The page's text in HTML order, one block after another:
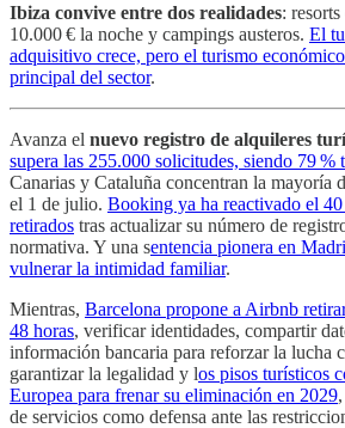
Ibiza convive entre dos realidades:
10.000 € la noche y campings austeros. El
adquisitivo crece, pero el turismo
principal del sector.
Avanza el nuevo registro de alquileres
supera las 255.000 solicitudes, siendo 79 %
Canarias y Cataluña concentran la mayoría
el 1 de julio. Booking ya ha reactivado el
retirados tras actualizar su número de
normativa. Y una sentencia pionera en
vulnerar la intimidad familiar.
Mientras, Barcelona propone a Airbnb
48 horas, verificar identidades, compartir
información bancaria para reforzar la lucha
garantizar la legalidad y los pisos turísticos
Europea para frenar su eliminación en 2029
de servicios como defensa ante las